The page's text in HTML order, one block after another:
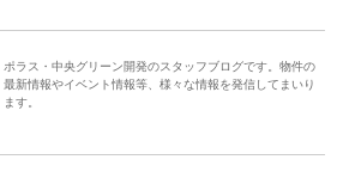
ポラス・中央グリーン開発のスタッフブログです。物件の
最新情報やイベント情報等、様々な情報を発信してまいり
ます。